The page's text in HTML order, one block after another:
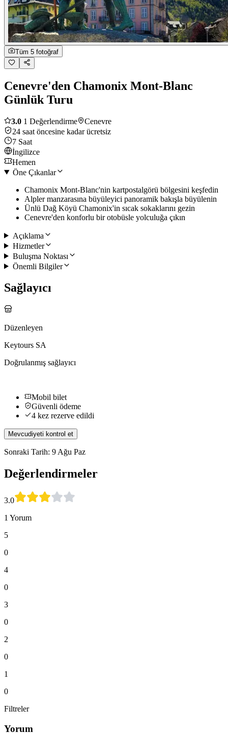
Tüm 5 fotoğraf
Cenevre'den Chamonix Mont-Blanc
Günlük Turu
3.0 1 Değerlendirme
Cenevre
24 saat öncesine kadar ücretsiz
7 Saat
İngilizce
Hemen
Öne Çıkanlar
Chamonix Mont-Blanc'nin kartpostalgörü bölgesini keşfedin
Alpler manzarasına büyüleyici panoramik bakışla büyülenin
Ünlü Dağ Köyü Chamonix'in sıcak sokaklarını gezin
Cenevre'den konforlu bir otobüsle yolculuğa çıkın
Açıklama
Hizmetler
Buluşma Noktası
Önemli Bilgiler
Sağlayıcı
Düzenleyen
Keytours SA
Doğrulanmış sağlayıcı
Mobil bilet
Güvenli ödeme
4 kez rezerve edildi
Mevcudiyeti kontrol et
Sonraki Tarih: 9 Ağu Paz
Değerlendirmeler
3.0
1 Yorum
5
0
4
0
3
0
2
0
1
0
Filtreler
Yorum